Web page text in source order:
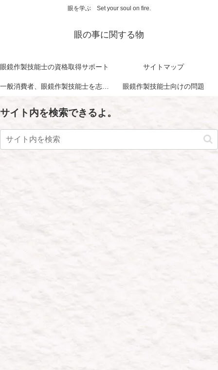
眼を学ぶ Set your soul on fire.
眼の事に関する物
眼鏡作製技能士の資格取得サポート サイトマップ
一般消費者、眼鏡作製技能士を志す方に向けて 眼鏡作製技能士向けの問題
サイト内を検索できるよ。